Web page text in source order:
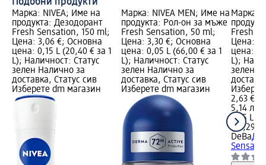
Марка: NIVEA; Име на
продукта: Дезодорант
Fresh Sensation, 150 ml;
Цена: 3,06 €; Основна
цена: 0,15 L (20,40 € за 1
L); Наличност: Статус
зелен Налично за
доставка, Статус сив
Изберете dm магазин
Марка: NIVEA MEN; Име на
продукта: Рол-он за мъже
Fresh Sensation, 50 ml;
Цена: 3,30 €; Основна
цена: 0,05 L (66,00 € за 1
L); Наличност: Статус
зелен Налично за
доставка, Статус сив
Изберете dm магазин
Марка:
Fresh
Цена:
цена:
L);
зелен
2,63 €
5,14 лв.
0,15 L
(34,29
DeBa